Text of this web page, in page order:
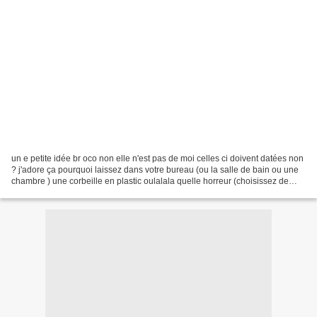
un e petite idée br oco non elle n'est pas de moi celles ci doivent datées non
? j'adore ça pourquoi laissez dans votre bureau (ou la salle de bain ou une
chambre ) une corbeille en plastic oulalala quelle horreur (choisissez de